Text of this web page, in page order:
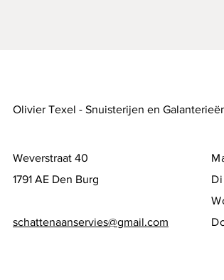
Olivier Texel - Snuisterijen en
Weverstraat 40
1791 AE Den Burg
schattenaanservies@gmail.com